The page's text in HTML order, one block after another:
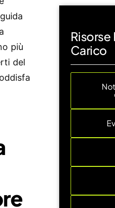
più
del
Risorse
Carico